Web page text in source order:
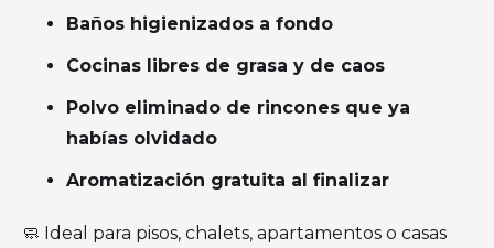
Baños higienizados a fondo
Cocinas libres de grasa y de caos
Polvo eliminado de rincones que ya
habías olvidado
Aromatización gratuita al finalizar
🧼 Ideal para pisos, chalets, apartamentos o casas